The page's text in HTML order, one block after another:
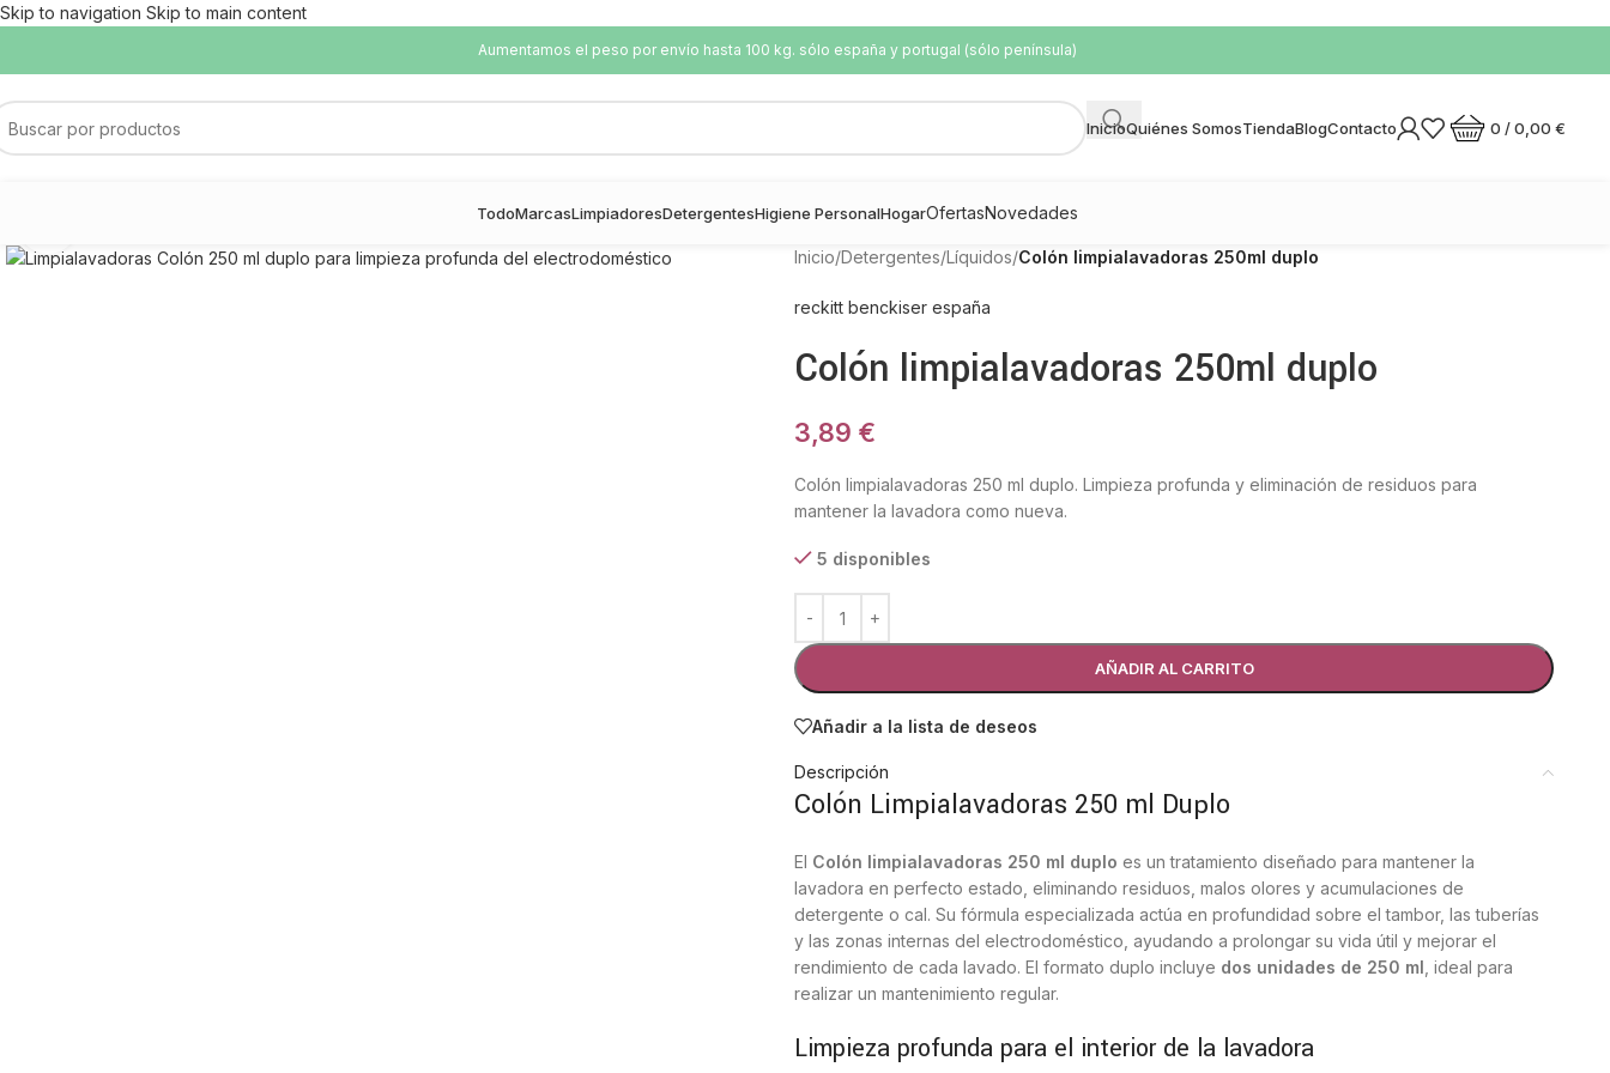
Skip to navigation Skip to main content
Aumentamos el peso por envío hasta 100 kg. sólo españa y portugal (sólo península)
InicioQuiénes SomosTiendaBlogContacto 0 /0,00 €
TodoMarcasLimpiadoresDetergentesHigiene PersonalHogarOfertasNovedades
Inicio/Detergentes/Líquidos/Colón limpialavadoras 250ml duplo
reckitt benckiser españa
Colón limpialavadoras 250ml duplo
3,89 €
Colón limpialavadoras 250 ml duplo. Limpieza profunda y eliminación de residuos para
mantener la lavadora como nueva.
5 disponibles
AÑADIR AL CARRITO
Añadir a la lista de deseos
Descripción
Colón Limpialavadoras 250 ml Duplo
El Colón limpialavadoras 250 ml duplo es un tratamiento diseñado para mantener la
lavadora en perfecto estado, eliminando residuos, malos olores y acumulaciones de
detergente o cal. Su fórmula especializada actúa en profundidad sobre el tambor, las tuberías
y las zonas internas del electrodoméstico, ayudando a prolongar su vida útil y mejorar el
rendimiento de cada lavado. El formato duplo incluye dos unidades de 250 ml , ideal para
realizar un mantenimiento regular.
Limpieza profunda para el interior de la lavadora